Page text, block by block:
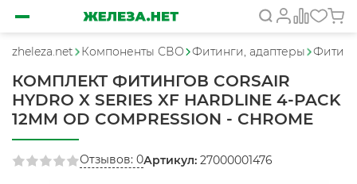
zheleza.net Компоненты СВО Фитинги, адаптеры
КОМПЛЕКТ ФИТИНГОВ CORSAIR
HYDRO X SERIES XF HARDLINE 4-PACK
12MM OD COMPRESSION - CHROME
Отзывов: 0Артикул: 27000001476